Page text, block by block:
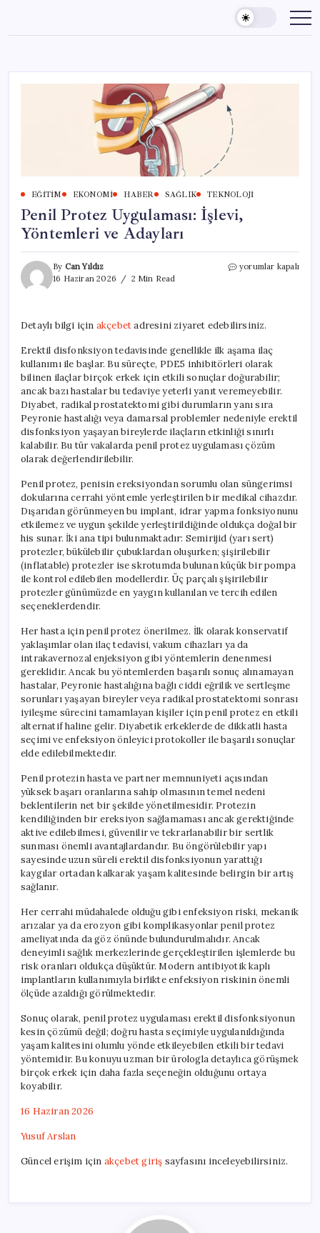
content
EĞITIM EKONOMI HABER SAĞLIK TEKNOLOJI
Penil Protez Uygulaması: İşlevi,
Yöntemleri ve Adayları
By Can Yıldız
16 Haziran 2026
2 Min Read
Penil
ve
için
yorumlar kapalı
Detaylı bilgi için akçebetadresini ziyaret edebilirsiniz.
Erektil disfonksiyon tedavisinde genellikle ilk aşama ilaç
kullanımı ile başlar. Bu süreçte, PDE5 inhibitörleri olarak
bilinen ilaçlar birçok erkek için etkili sonuçlar doğurabilir;
ancak bazı hastalar bu tedaviye yeterli yanıt veremeyebilir.
Diyabet, radikal prostatektomi gibi durumların yanı sıra
Peyronie hastalığı veya damarsal problemler nedeniyle erektil
disfonksiyon yaşayan bireylerde ilaçların etkinliği sınırlı
kalabilir. Bu tür vakalarda penil protez uygulaması çözüm
olarak değerlendirilebilir.
Penil protez, penisin ereksiyondan sorumlu olan süngerimsi
dokularına cerrahi yöntemle yerleştirilen bir medikal cihazdır.
Dışarıdan görünmeyen bu implant, idrar yapma fonksiyonunu
etkilemez ve uygun şekilde yerleştirildiğinde oldukça doğal bir
his sunar. İki ana tipi bulunmaktadır: Semirijid (yarı sert)
protezler, bükülebilir çubuklardan oluşurken; şişirilebilir
(inflatable) protezler ise skrotumda bulunan küçük bir pompa
ile kontrol edilebilen modellerdir. Üç parçalı şişirilebilir
protezler günümüzde en yaygın kullanılan ve tercih edilen
seçeneklerdendir.
Her hasta için penil protez önerilmez. İlk olarak konservatif
yaklaşımlar olan ilaç tedavisi, vakum cihazları ya da
intrakavernozal enjeksiyon gibi yöntemlerin denenmesi
gereklidir. Ancak bu yöntemlerden başarılı sonuç alınamayan
hastalar, Peyronie hastalığına bağlı ciddi eğrilik ve sertleşme
sorunları yaşayan bireyler veya radikal prostatektomi sonrası
iyileşme sürecini tamamlayan kişiler için penil protez en etkili
alternatif haline gelir. Diyabetik erkeklerde de dikkatli hasta
seçimi ve enfeksiyon önleyici protokoller ile başarılı sonuçlar
elde edilebilmektedir.
Penil protezin hasta ve partner memnuniyeti açısından
yüksek başarı oranlarına sahip olmasının temel nedeni
beklentilerin net bir şekilde yönetilmesidir. Protezin
kendiliğinden bir ereksiyon sağlamaması ancak gerektiğinde
aktive edilebilmesi, güvenilir ve tekrarlanabilir bir sertlik
sunması önemli avantajlardandır. Bu öngörülebilir yapı
sayesinde uzun süreli erektil disfonksiyonun yarattığı
kaygılar ortadan kalkarak yaşam kalitesinde belirgin bir artış
sağlanır.
Her cerrahi müdahalede olduğu gibi enfeksiyon riski, mekanik
arızalar ya da erozyon gibi komplikasyonlar penil protez
ameliyatında da göz önünde bulundurulmalıdır. Ancak
deneyimli sağlık merkezlerinde gerçekleştirilen işlemlerde bu
risk oranları oldukça düşüktür. Modern antibiyotik kaplı
implantların kullanımıyla birlikte enfeksiyon riskinin önemli
ölçüde azaldığı görülmektedir.
Sonuç olarak, penil protez uygulaması erektil disfonksiyonun
kesin çözümü değil; doğru hasta seçimiyle uygulanıldığında
yaşam kalitesini olumlu yönde etkileyebilen etkili bir tedavi
yöntemidir. Bu konuyu uzman bir ürologla detaylıca görüşmek
birçok erkek için daha fazla seçeneğin olduğunu ortaya
koyabilir.
16 Haziran 2026
Yusuf Arslan
Güncel erişim için akçebet giriş sayfasını inceleyebilirsiniz.